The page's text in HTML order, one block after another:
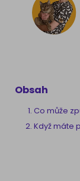
Atlas psů
Obsah
Co může
Když máte